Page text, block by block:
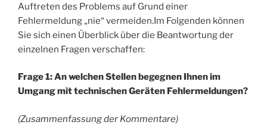
Auftreten des Problems auf Grund einer
Fehlermeldung „nie“ vermeiden.Im Folgenden können
Sie sich einen Überblick über die Beantwortung der
einzelnen Fragen verschaffen:
Frage 1: An welchen Stellen begegnen Ihnen im
Umgang mit technischen Geräten Fehlermeldungen?
(Zusammenfassung der Kommentare)